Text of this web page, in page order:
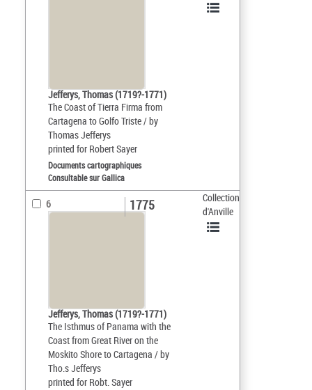
Jefferys, Thomas (1719?-1771)
The Coast of Tierra Firma from
Cartagena to Golfo Triste / by
Thomas Jefferys
printed for Robert Sayer
Documents cartographiques
Consultable sur Gallica
6
Jefferys, Thomas (1719?-1771)
The Isthmus of Panama with the
Coast from Great River on the
Moskito Shore to Cartagena / by
Tho.s Jefferys
printed for Robt. Sayer
1775
Collection
d'Anville